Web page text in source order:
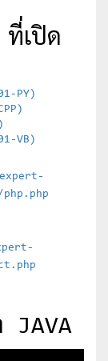
เปิด
PY)
VB)
JAVA